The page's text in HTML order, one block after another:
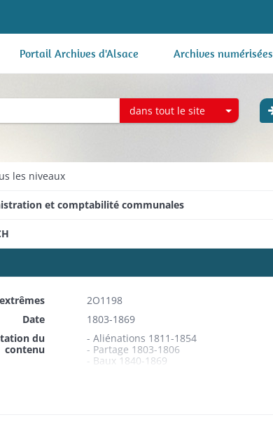
Portail Archives d'Alsace Archives numérisées
dans tout le site
les niveaux
et comptabilité communales
2O1198
Date
1803-1869
du
contenu
- Aliénations 1811-1854
- Partage 1803-1806
- Baux 1840-1869